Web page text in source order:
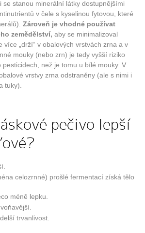
se stanou minerální látky dostupnějšími
v čele s kyselinou fytovou, které
Zároveň je vhodné používat
zemědělství, aby se minimalizoval
více „drží“ v obalových vrstvách zrna a v
mouky (nebo zrn) je tedy vyšší riziko
než je tomu u bílé mouky. V
vrstvy zrna odstraněny (ale s nimi i
tuky).
pečivo lepší
celozrnné) prošlé fermentací získá tělo
méně lepku.
trvanlivost.